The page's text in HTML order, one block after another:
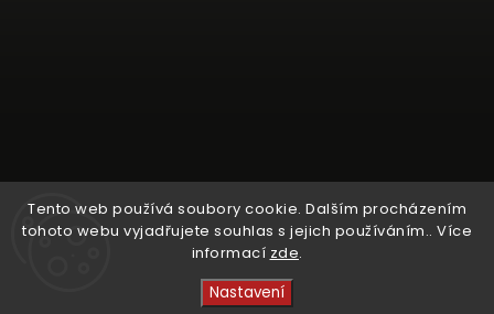
Tento web používá soubory cookie. Dalším procházením
tohoto webu vyjadřujete souhlas s jejich používáním.. Více
informací zde.
Nastavení